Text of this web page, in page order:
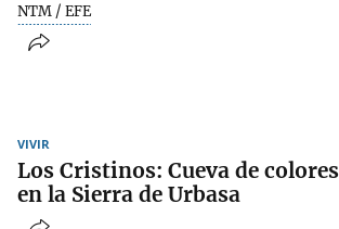
NTM / EFE
VIVIR
Los Cristinos: Cueva de colores
en la Sierra de Urbasa